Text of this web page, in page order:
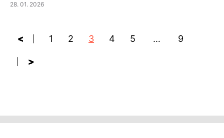
28. 01. 2026
< 1 2 3 4 5 … 9
>